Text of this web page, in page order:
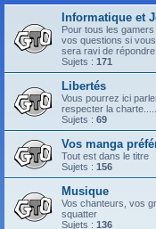
Informatique et
Pour tous les
vos questions si
sera ravi de répondre
Sujets : 171
Libertés
Vous pourrez ici
respecter la charte.....
Sujets : 69
Vos manga
Tout est dans le titre
Sujets : 156
Musique
Vos chanteurs, vos
squatter
Sujets : 136